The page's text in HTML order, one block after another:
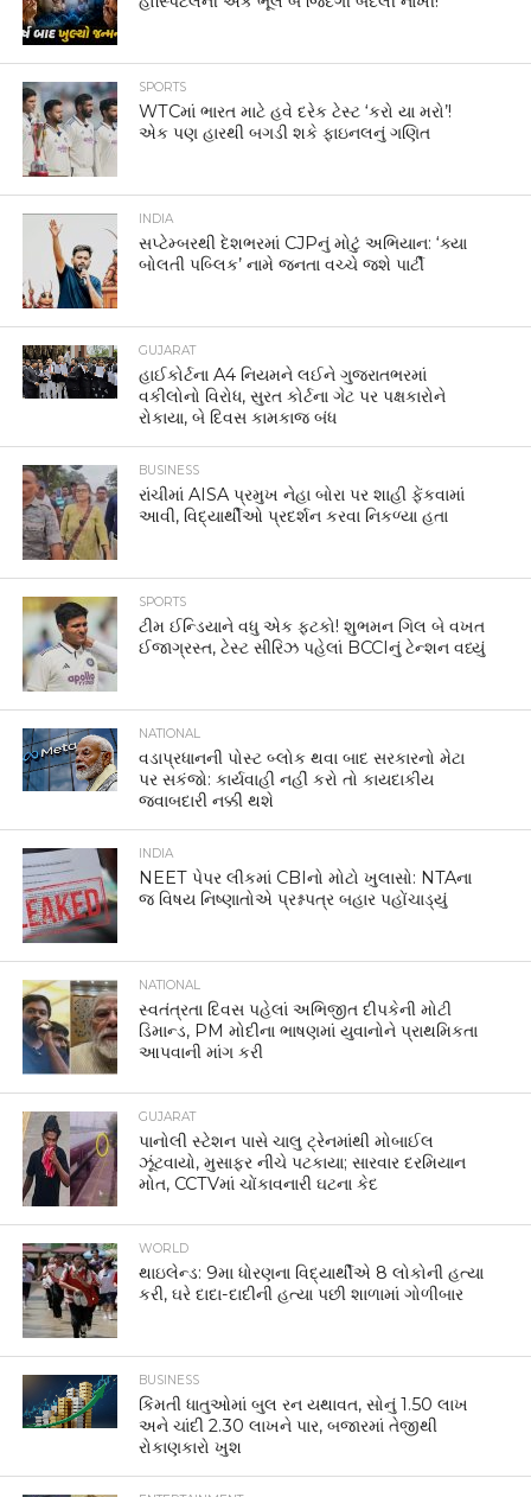
સ્થળોએ વર્તન અને વિદેશમાં દેશની છબીને લઈને ચર્ચા શરૂ થઈ છે.
હર્ષ ગોએન્કાએ પોતાની પોસ્ટમાં જણાવ્યું હતું કે વર્ષો પહેલાં તેમણે
સૂચનાઓ લગાવવામાં આવેલી જોઈ હતી. આ નિયમો જોઈને તેઓ
આશ્ચર્યચકિત થઈ ગયા હતા. તેમણે લખ્યું કે છેલ્લા કેટલાક
સમયથી સોશિયલ મીડિયા પર એવા ઘણા વીડિયો સામે આવ્યા છે,
મળે છે. ક્યાંક લોકો રેસ્ટોરાંમાં ગરબા રમતા જોવા મળે છે, તો ક્યાંક
એરપોર્ટ કે ફ્લાઇટમાં ખૂબ જ ઊંચા અવાજે વાતચીત કરતા નજરે
પડે છે.
ગોએન્કાએ એક અન્ય ઘટનાનો પણ ઉલ્લેખ કર્યો હતો. તેમના
જણાવ્યા મુજબ, દાવોસમાં એક ભારતીય ઉદ્યોગપતિએ ક્લબમાં
એટલા જોરથી ગીતો વગાડ્યા હતા કે તેનો અવાજ દૂર સુધી
સંભળાતો હતો. તેમના મતે આવી ઘટનાઓ માત્ર વ્યક્તિગત વર્તન
અસર કરે છે. જ્યારે કોઈ ભારતીય વિદેશમાં જાય છે, ત્યારે તે માત્ર
એક વ્યક્તિ નહીં પરંતુ દેશના પ્રતિનિધિ તરીકે પણ જોવામાં આવે
છે. તેમણે જાપાનનું ઉદાહરણ આપતાં જણાવ્યું કે જાપાનના લોકો
તેમની શિસ્ત, નમ્રતા અને જાહેર સ્થળોએ જવાબદાર વર્તન માટે
સમગ્ર વિશ્વમાં જાણીતા છે. જાહેર સ્થળે શાંતિ જાળવવી, નિયમોનું
પાલન કરવું અને અન્ય લોકોની સુવિધાનો વિચાર કરવો તેમની
સંસ્કૃતિનો ભાગ છે. ગોએન્કાના મતે ભારતને પણ વૈશ્વિક સ્તરે વધુ
સન્માન મેળવવું હોય તો નાગરિક શિષ્ટાચારને પ્રાથમિકતા આપવી
પડશે.
ચર્ચાનું મુખ્ય કારણ બનેલી સ્વિટ્ઝર્લેન્ડના ગસ્ટાડ શહેરની Arc-
en-Ciel Hotel દ્વારા ભારતીય મહેમાનો માટે કેટલીક વિશેષ
સૂચનાઓ આપવામાં આવી હોવાનું કહેવાય છે. હોટેલના નિયમો
મુજબ, નાસ્તાનું બુફે સવારે 7:30 વાગ્યાથી 10:30 વાગ્યા સુધી
ઉપલબ્ધ રહે છે. હોટેલે સ્પષ્ટ કર્યું છે કે બુફેમાંથી ખોરાક પેક કરીને
બહાર લઈ જવાની મંજૂરી નથી. જો કોઈ મહેમાનને પેક્ડ લંચની
જરૂર હોય, તો તે અલગથી ઓર્ડર આપી શકે છે અને તેના માટે
નિર્ધારિત ચાર્જ ચૂકવવો પડશે. આ ઉપરાંત હોટેલે મહેમાનોને માત્ર
ઉપલબ્ધ કરાવવામાં આવેલી કટલરીનો ઉપયોગ કરવાની સૂચના
આપી છે. જો બે કે તેથી વધુ લોકો એક જ ભોજન શેર કરવા માંગતા
હોય, તો દરેક વધારાની વ્યક્તિ માટે અલગ સર્વિસ ચાર્જ ચૂકવવાનો
રહેશે. હોટેલનું કહેવું છે કે આ નિયમો તમામ મહેમાનોને સમાન
સુવિધા મળી રહે તે માટે બનાવવામાં આવ્યા છે.
હોટેલે શાંતિ અને ગોપનીયતા જાળવવા માટે પણ કેટલીક સૂચનાઓ
આપી છે. મહેમાનોને કોરિડોરમાં ધીમા અવાજે વાત કરવા અને
બાલ્કનીમાં મોટેથી વાતચીત ન કરવા વિનંતી કરવામાં આવી છે.
ઉપરાંત રાત્રિના નિર્ધારિત સમય બાદ માત્ર ઇમરજન્સી કોલ જ
સ્વીકારવામાં આવે છે. હોટેલ મેનેજમેન્ટનું કહેવું છે કે આ નિયમો
અન્ય મહેમાનોની સુવિધા અને આરામને ધ્યાનમાં રાખીને
બનાવવામાં આવ્યા છે. આ સમગ્ર મુદ્દો સોશિયલ મીડિયા પર
વાયરલ થતાં લોકોના અલગ-અલગ પ્રતિસાદ સામે આવ્યા છે.
છે, જ્યારે અન્ય લોકોનું માનવું છે કે વિદેશમાં દેશની સારી છબી
જાળવવા માટે દરેક પ્રવાસીએ જવાબદાર અને શિસ્તબદ્ધ વર્તન
કરવું જોઈએ. જોકે આ ચર્ચાએ ફરી એકવાર એક મહત્વનો સવાલ
ઊભો કર્યો છે કે વૈશ્વિક સ્તરે ભારતની પ્રતિષ્ઠા મજબૂત બનાવવા